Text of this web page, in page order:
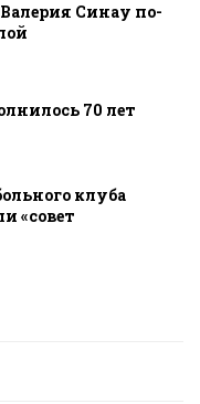
Синау по-
70 лет
клуба
«совет